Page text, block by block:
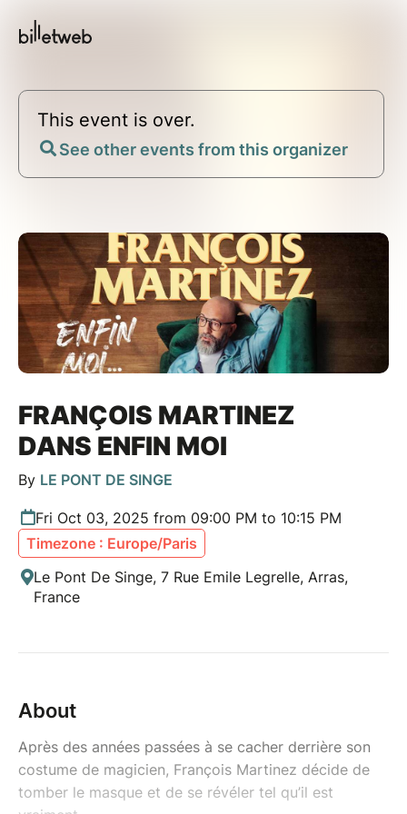
This event is over.
See other events from this organizer
FRANÇOIS MARTINEZ
DANS ENFIN MOI
By LE PONT DE SINGE
Fri Oct 03, 2025 from 09:00 PM to 10:15 PM
Timezone : Europe/Paris
Le Pont De Singe, 7 Rue Emile Legrelle, Arras,
France
About
Après des années passées à se cacher derrière son
costume de magicien, François Martinez décide de
tomber le masque et de se révéler tel qu’il est